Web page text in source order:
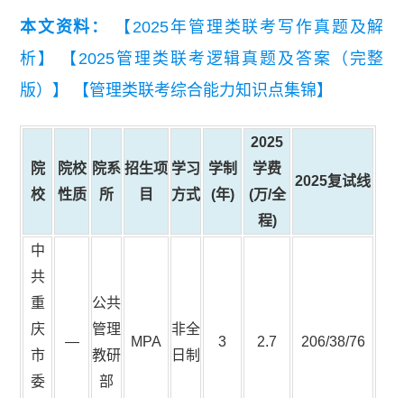
本文资料：
【2025年管理类联考写作真题及解
析】
【2025管理类联考逻辑真题及答案（完整
版）】
【管理类联考综合能力知识点集锦】
院
校
院校
性质
院系
所
招生项
目
学习
方式
学制
(年)
2025
学费
(万/全
程)
2025复试线
中
共
重
庆
市
委
—
公共
管理
教研
部
MPA
非全
日制
3 2.7 206/38/76